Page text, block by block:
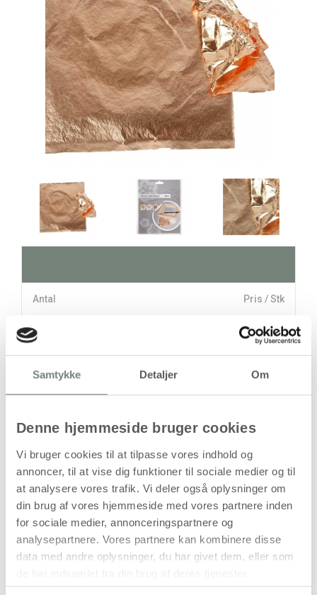
Samtykke Detaljer Om
Denne hjemmeside bruger cookies
Vi bruger cookies til at tilpasse vores indhold og
annoncer, til at vise dig funktioner til sociale medier og til
at analysere vores trafik. Vi deler også oplysninger om
din brug af vores hjemmeside med vores partnere inden
for sociale medier, annonceringspartnere og
analysepartnere. Vores partnere kan kombinere disse
data med andre oplysninger, du har givet dem, eller som
Antal Pris / Stk
1 stk 77,94 kr.
kr.ekskl. moms)
Leveringsomkostninger
Læg i kurven
Din bestilling er først bindende,
når vi har bekræftet din ordre.